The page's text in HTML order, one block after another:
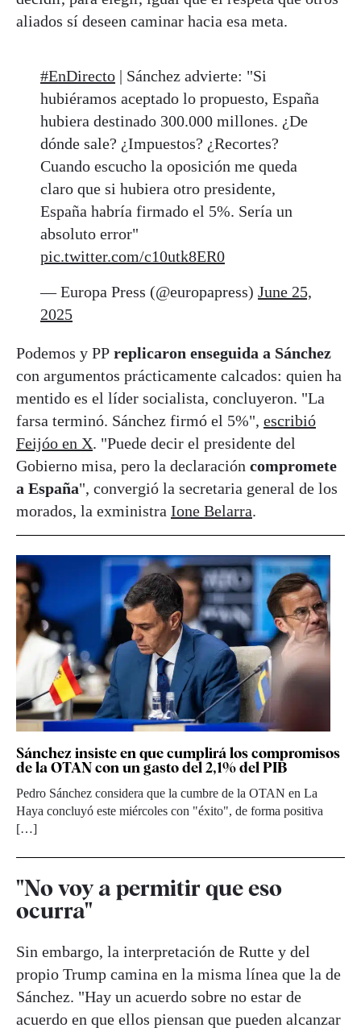
aliados sí deseen caminar hacia esa meta.
#EnDirecto | Sánchez advierte: "Si
hubiéramos aceptado lo propuesto, España
hubiera destinado 300.000 millones. ¿De
dónde sale? ¿Impuestos? ¿Recortes?
Cuando escucho la oposición me queda
claro que si hubiera otro presidente,
España habría firmado el 5%. Sería un
absoluto error"
pic.twitter.com/c10utk8ER0
— Europa Press (@europapress) June 25,
2025
Podemos y PP replicaron enseguida a Sánchez
con argumentos prácticamente calcados: quien ha
mentido es el líder socialista, concluyeron. "La
farsa terminó. Sánchez firmó el 5%", escribió
Feijóo en X. "Puede decir el presidente del
Gobierno misa, pero la declaración compromete
a España", convergió la secretaria general de los
morados, la exministra Ione Belarra.
Sánchez insiste en que cumplirá los compromisos
de la OTAN con un gasto del 2,1% del PIB
Pedro Sánchez considera que la cumbre de la OTAN en La
Haya concluyó este miércoles con "éxito", de forma positiva
[…]
"No voy a permitir que eso
ocurra"
Sin embargo, la interpretación de Rutte y del
propio Trump camina en la misma línea que la de
Sánchez. "Hay un acuerdo sobre no estar de
acuerdo en que ellos piensan que pueden alcanzar